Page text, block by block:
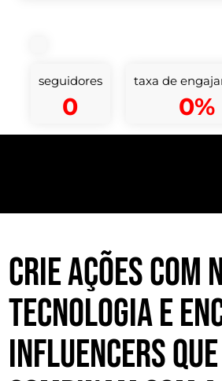
seguidores
0
taxa de
0%
Crie ações com
tecnologia e
influencers que